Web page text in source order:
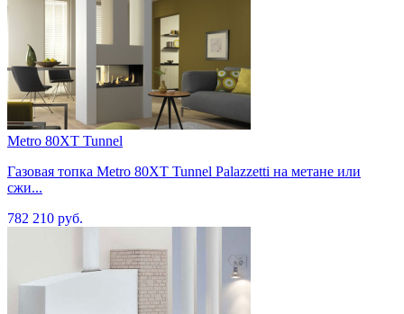
Metro 80XT Tunnel
Газовая топка Metro 80XT Tunnel Palazzetti на метане или
сжи...
782 210 руб.